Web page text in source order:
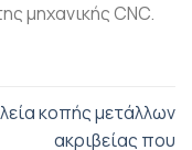
μηχανικής CNC.
κοπής μετάλλων
ακριβείας που